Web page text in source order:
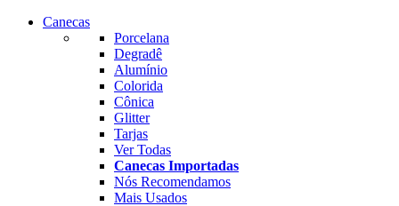
Canecas
Porcelana
Degradê
Alumínio
Colorida
Cônica
Glitter
Tarjas
Ver Todas
Canecas Importadas
Nós Recomendamos
Mais Usados